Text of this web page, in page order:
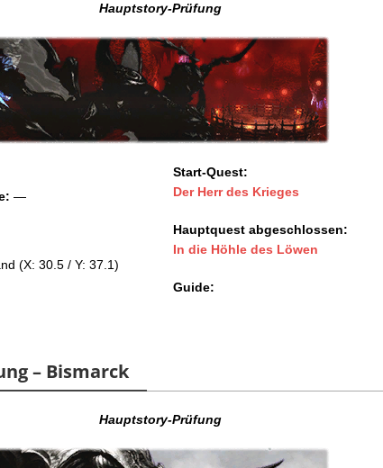
Hauptstory-Prüfung
—
(X: 30.5 / Y: 37.1)
Start-Quest:
Der Herr des Krieges
Hauptquest abgeschlossen:
In die Höhle des Löwen
Guide:
– Bismarck
Hauptstory-Prüfung